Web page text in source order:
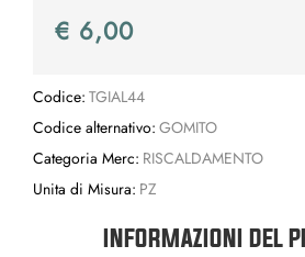
€ 6,00
Codice: TGIAL44
Codice alternativo: GOMITO
Categoria Merc: RISCALDAMENTO
Unita di Misura: PZ
INFORMAZIONI DEL